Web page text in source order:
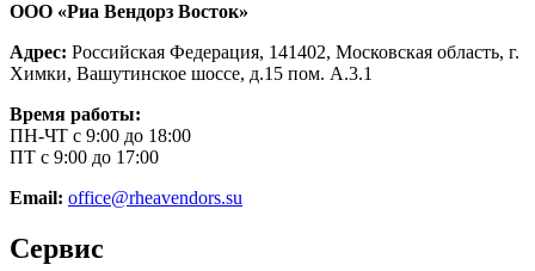
ООО «Риа Вендорз Восток»
Адрес: Российская Федерация, 141402, Московская область, г.
Химки, Вашутинское шоссе, д.15 пом. А.3.1
Время работы:
ПН-ЧТ с 9:00 до 18:00
ПТ с 9:00 до 17:00
Email: office@rheavendors.su
Сервис